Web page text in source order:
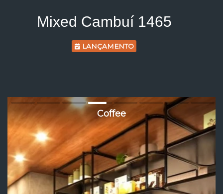
Mixed Cambuí 1465
LANÇAMENTO
Coffee